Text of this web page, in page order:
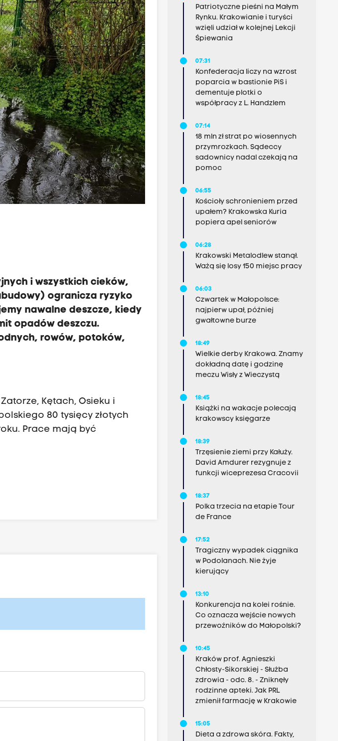
i wszystkich cieków,
ogranicza ryzyko
nawalne deszcze, kiedy
opadów deszczu.
rowów, potoków,
Kętach, Osieku i
80 tysięcy złotych
Prace mają być
Patriotyczne pieśni na Małym
Rynku. Krakowianie i turyści
wzięli udział w kolejnej Lekcji
Śpiewania
07:31
Konfederacja liczy na wzrost
poparcia w bastionie PiS i
dementuje plotki o
współpracy z L. Handzlem
07:14
18 mln zł strat po wiosennych
przymrozkach. Sądeccy
sadownicy nadal czekają na
pomoc
06:55
Kościoły schronieniem przed
upałem? Krakowska Kuria
popiera apel seniorów
06:28
Krakowski Metalodlew stanął.
Ważą się losy 150 miejsc pracy
06:03
Czwartek w Małopolsce:
najpierw upał, później
gwałtowne burze
18:49
Wielkie derby Krakowa. Znamy
dokładną datę i godzinę
meczu Wisły z Wieczystą
18:45
Książki na wakacje polecają
krakowscy księgarze
18:39
Trzęsienie ziemi przy Kałuży.
David Amdurer rezygnuje z
funkcji wiceprezesa Cracovii
18:37
Polka trzecia na etapie Tour
de France
17:52
Tragiczny wypadek ciągnika
w Podolanach. Nie żyje
kierujący
13:10
Konkurencja na kolei rośnie.
Co oznacza wejście nowych
przewoźników do Małopolski?
10:45
Kraków prof. Agnieszki
Chłosty-Sikorskiej - Służba
zdrowia - odc. 8. - Zniknęły
rodzinne apteki. Jak PRL
zmienił farmację w Krakowie
15:05
Dieta a zdrowa skóra. Fakty,